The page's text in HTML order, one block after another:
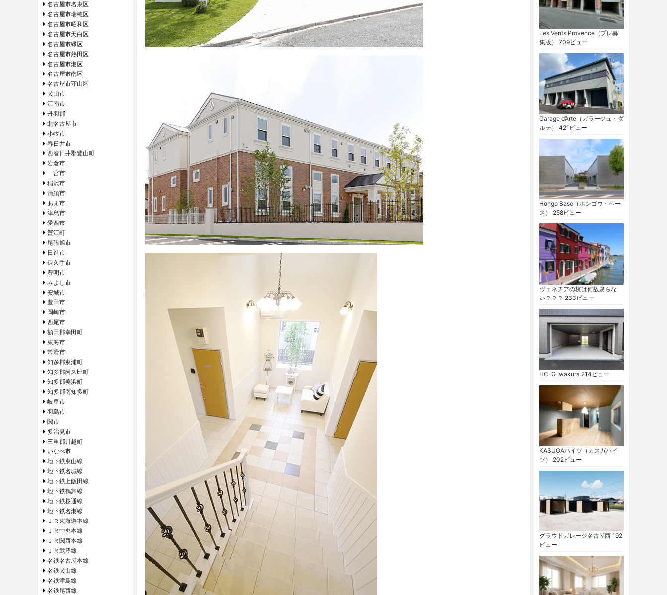
名古屋市名東区
名古屋市瑞穂区
名古屋市昭和区
名古屋市天白区
名古屋市緑区
名古屋市熱田区
名古屋市港区
名古屋市南区
名古屋市守山区
犬山市
江南市
丹羽郡
北名古屋市
小牧市
春日井市
西春日井郡豊山町
岩倉市
一宮市
稲沢市
清須市
あま市
津島市
愛西市
蟹江町
尾張旭市
日進市
長久手市
豊明市
みよし市
安城市
豊田市
岡崎市
西尾市
額田郡幸田町
東海市
常滑市
知多郡東浦町
知多郡阿久比町
知多郡美浜町
知多郡南知多町
岐阜市
羽島市
関市
多治見市
三重郡川越町
いなべ市
地下鉄東山線
地下鉄名城線
地下鉄上飯田線
地下鉄鶴舞線
地下鉄桜通線
地下鉄名港線
ＪＲ東海道本線
ＪＲ中央本線
ＪＲ関西本線
ＪＲ武豊線
名鉄名古屋本線
名鉄犬山線
名鉄津島線
名鉄尾西線
Les Vents Provence（プレ募
集版）
709ビュー
Garage d’Arte（ガラージュ・ダ
ルテ）
421ビュー
Hongo Base（ホンゴウ・ベー
ス）
258ビュー
ヴェネチアの杭は何故腐らな
い？？？ 233ビュー
HC-G Iwakura 214ビュー
KASUGAハイツ（カスガハイ
ツ）
202ビュー
グラウドガレージ名古屋西 192
ビュー